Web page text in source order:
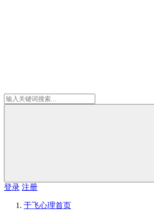
登录 注册
于飞心理首页